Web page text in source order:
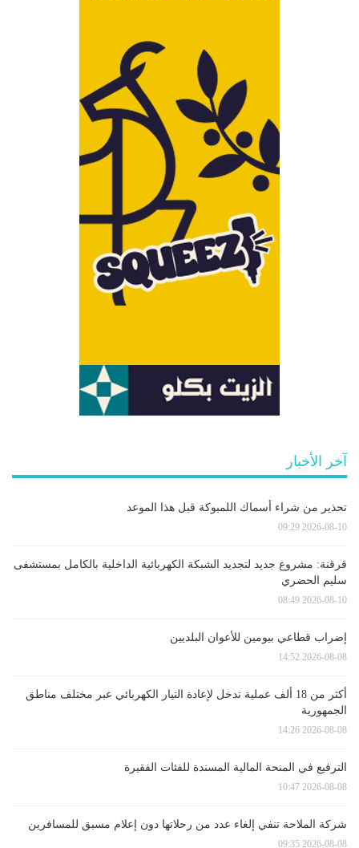
آخر الأخبار
تحذير من شراء أسماك اللمبوكة قبل هذا الموعد
2026-08-10 09:29
قرقنة: مشروع جديد لتجديد الشبكة الكهربائية الداخلية بالكامل بمستشفى
سليم الحضري
2026-08-10 08:49
إضراب قطاعي بيومين للأعوان البلديين
2026-08-08 14:52
أكثر من 18 ألف عملية تدخل لإعادة التيار الكهربائي عبر مختلف مناطق
الجمهورية
2026-08-08 14:26
الترفيع في المنحة المالية المسندة للفئات الفقيرة
2026-08-08 10:47
شركة الملاحة تنفي إلغاء عدد من رحلاتها دون إعلام مسبق للمسافرين
2026-08-08 09:35